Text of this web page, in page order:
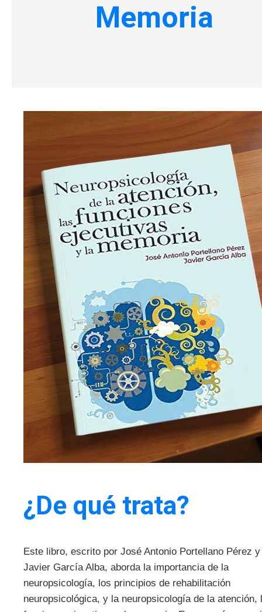
Memoria
¿De qué trata?
Este libro, escrito por José Antonio Portellano Pérez y
Javier García Alba, aborda la importancia de la
neuropsicología, los principios de rehabilitación
neuropsicológica, y la neuropsicología de la atención,